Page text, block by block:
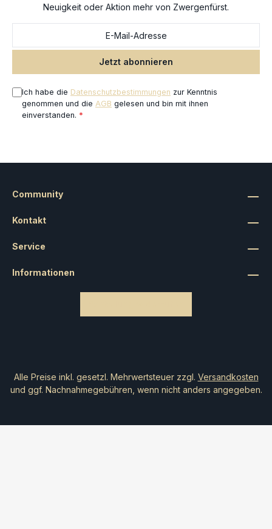
Neuigkeit oder Aktion mehr von Zwergenfürst.
Jetzt abonnieren
Ich habe die Datenschutzbestimmungen zur Kenntnis
genommen und die AGB gelesen und bin mit ihnen
einverstanden. *
Kontakt
Service
Informationen
Community
Alle Preise inkl. gesetzl. Mehrwertsteuer zzgl. Versandkosten
und ggf. Nachnahmegebühren, wenn nicht anders angegeben.